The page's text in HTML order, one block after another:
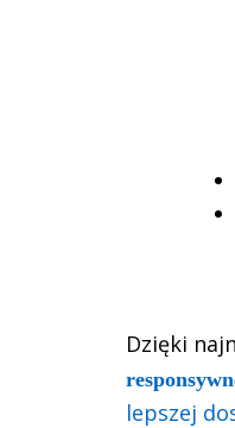
Dzięki
lepszej